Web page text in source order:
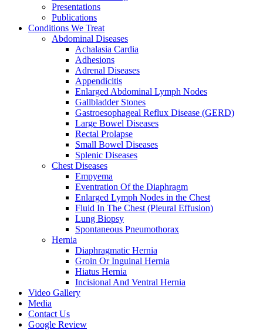
Presentations
Publications
Conditions We Treat
Abdominal Diseases
Achalasia Cardia
Adhesions
Adrenal Diseases
Appendicitis
Enlarged Abdominal Lymph Nodes
Gallbladder Stones
Gastroesophageal Reflux Disease (GERD)
Large Bowel Diseases
Rectal Prolapse
Small Bowel Diseases
Splenic Diseases
Chest Diseases
Empyema
Eventration Of the Diaphragm
Enlarged Lymph Nodes in the Chest
Fluid In The Chest (Pleural Effusion)
Lung Biopsy
Spontaneous Pneumothorax
Hernia
Diaphragmatic Hernia
Groin Or Inguinal Hernia
Hiatus Hernia
Incisional And Ventral Hernia
Video Gallery
Media
Contact Us
Google Review